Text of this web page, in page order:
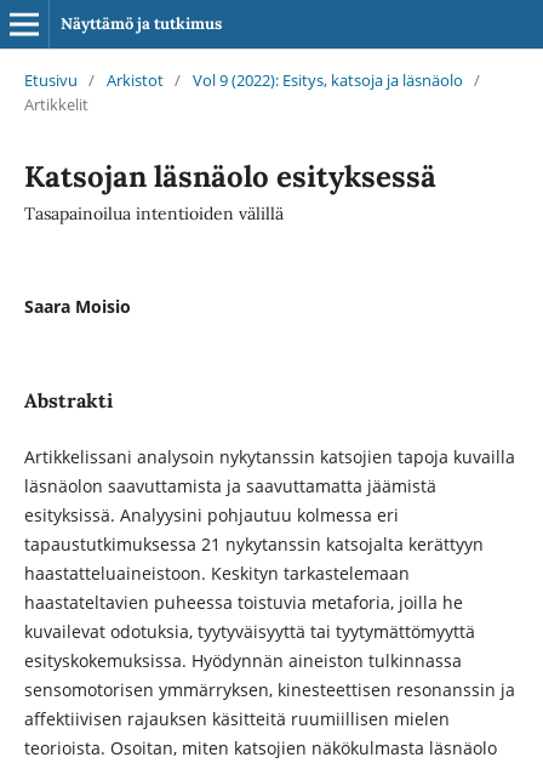
Näyttämö ja tutkimus
Etusivu / Arkistot / Vol 9 (2022): Esitys, katsoja ja läsnäolo /
Artikkelit
Katsojan läsnäolo esityksessä
Tasapainoilua intentioiden välillä
Saara Moisio
Abstrakti
Artikkelissani analysoin nykytanssin katsojien tapoja kuvailla
läsnäolon saavuttamista ja saavuttamatta jäämistä
esityksissä. Analyysini pohjautuu kolmessa eri
tapaustutkimuksessa 21 nykytanssin katsojalta kerättyyn
haastatteluaineistoon. Keskityn tarkastelemaan
haastateltavien puheessa toistuvia metaforia, joilla he
kuvailevat odotuksia, tyytyväisyyttä tai tyytymättömyyttä
esityskokemuksissa. Hyödynnän aineiston tulkinnassa
sensomotorisen ymmärryksen, kinesteettisen resonanssin ja
affektiivisen rajauksen käsitteitä ruumiillisen mielen
teorioista. Osoitan, miten katsojien näkökulmasta läsnäolo